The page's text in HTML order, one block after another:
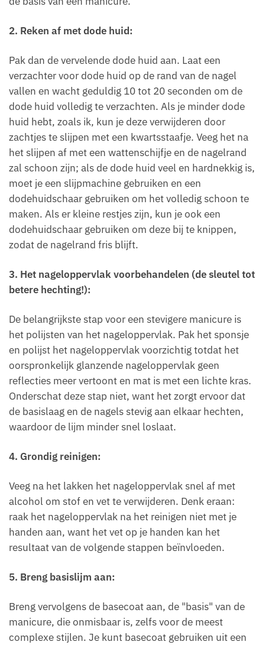
2. Reken af met dode huid:
Pak dan de vervelende dode huid aan. Laat een
verzachter voor dode huid op de rand van de nagel
vallen en wacht geduldig 10 tot 20 seconden om de
dode huid volledig te verzachten. Als je minder dode
huid hebt, zoals ik, kun je deze verwijderen door
zachtjes te slijpen met een kwartsstaafje. Veeg het na
het slijpen af met een wattenschijfje en de nagelrand
zal schoon zijn; als de dode huid veel en hardnekkig is,
moet je een slijpmachine gebruiken en een
dodehuidschaar gebruiken om het volledig schoon te
maken. Als er kleine restjes zijn, kun je ook een
dodehuidschaar gebruiken om deze bij te knippen,
zodat de nagelrand fris blijft.
3. Het nageloppervlak voorbehandelen (de sleutel tot
betere hechting!):
De belangrijkste stap voor een stevigere manicure is
het polijsten van het nageloppervlak. Pak het sponsje
en polijst het nageloppervlak voorzichtig totdat het
oorspronkelijk glanzende nageloppervlak geen
reflecties meer vertoont en mat is met een lichte kras.
Onderschat deze stap niet, want het zorgt ervoor dat
de basislaag en de nagels stevig aan elkaar hechten,
waardoor de lijm minder snel loslaat.
4. Grondig reinigen:
Veeg na het lakken het nageloppervlak snel af met
alcohol om stof en vet te verwijderen. Denk eraan:
raak het nageloppervlak na het reinigen niet met je
handen aan, want het vet op je handen kan het
resultaat van de volgende stappen beïnvloeden.
5. Breng basislijm aan:
Breng vervolgens de basecoat aan, de "basis" van de
manicure, die onmisbaar is, zelfs voor de meest
complexe stijlen. Je kunt basecoat gebruiken uit een